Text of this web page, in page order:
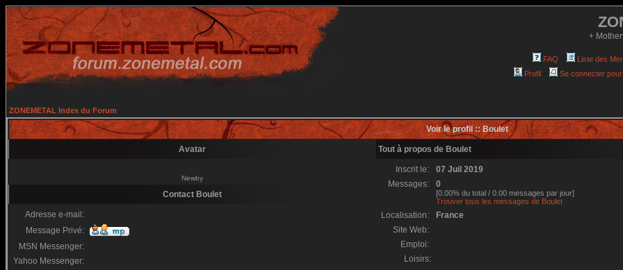
+
FAQ Liste des
Profil
Se connecter
ZONEMETAL Index du Forum
Voir le profil :: Boulet
Avatar Tout à propos de Boulet
Newby
Inscrit le:
07 Juil 2019
Messages:
0
[0.00% du total / 0.00 messages par jour]
Trouver tous les messages de Boulet
Localisation:
France
Site Web:
Emploi:
Loisirs:
Contact Boulet
Adresse e-mail:
Message Privé:
MSN Messenger:
Yahoo Messenger: